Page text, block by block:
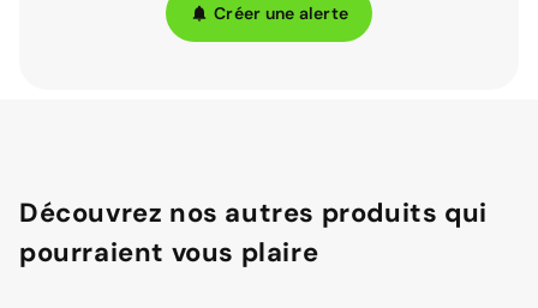
Créer une alerte
Découvrez nos autres produits qui
pourraient vous plaire